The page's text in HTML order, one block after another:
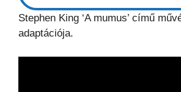
Stephen King ‘A mumus’ című
adaptációja.